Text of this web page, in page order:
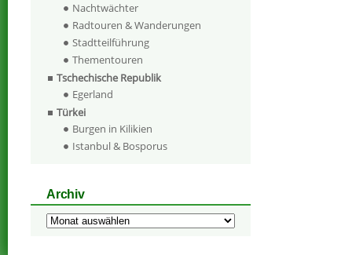
Nachtwächter
Radtouren & Wanderungen
Stadtteilführung
Thementouren
Tschechische Republik
Egerland
Türkei
Burgen in Kilikien
Istanbul & Bosporus
Archiv
Archiv